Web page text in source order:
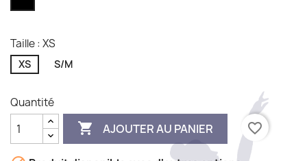
Taille : XS
XS S/M
Quantité
 AJOUTER AU PANIER favorite_border